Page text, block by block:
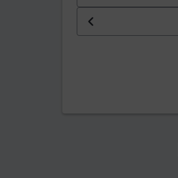
Uhrzeit der Hinfahrt